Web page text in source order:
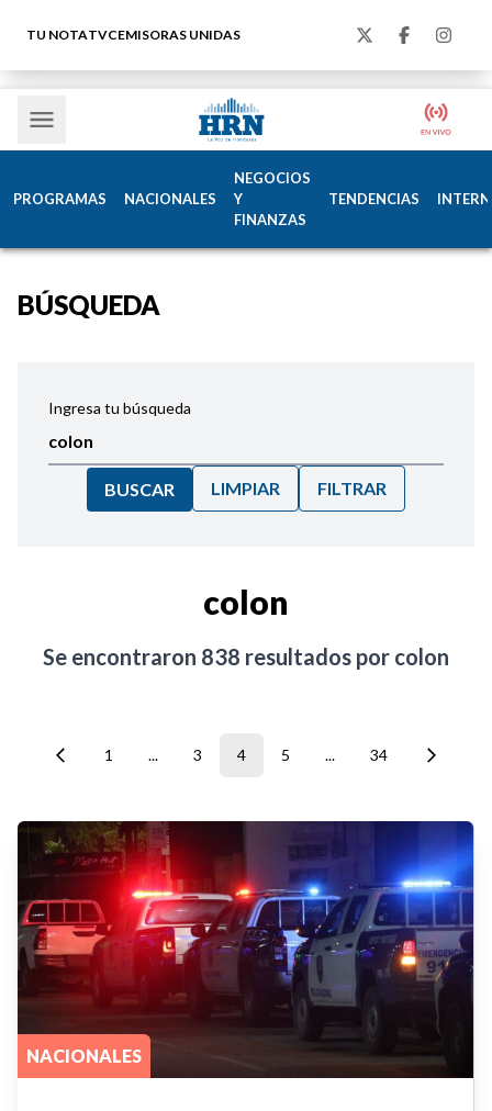
TU NOTATVCEMISORAS UNIDAS
PROGRAMAS NACIONALES
NEGOCIOS
Y
FINANZAS
TENDENCIAS
BÚSQUEDA
Ingresa tu búsqueda
BUSCAR LIMPIAR FILTRAR
colon
Se encontraron 838 resultados por colon
1 ... 3 4 5 ... 34
NACIONALES